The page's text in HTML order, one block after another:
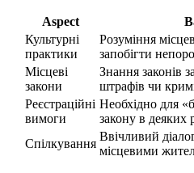
Aspect
Культурні
практики
Розуміння
запобігти
Місцеві
закони
Знання законів
штрафів чи
Реєстраційні
вимоги
Необхідно для
закону в деяких
Спілкування
Ввічливий
місцевими